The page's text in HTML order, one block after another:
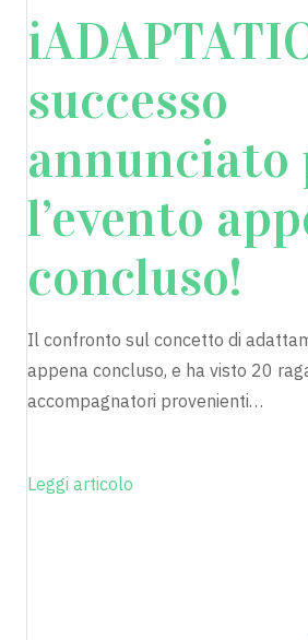
successo
annunciato
l’evento
concluso!
Il confronto sul concetto di
appena concluso, e ha visto 20
accompagnatori provenienti…
Leggi articolo